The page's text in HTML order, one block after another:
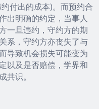
付出的成本)。而预约合
出明确的约定，当事人
一旦违约，守约方的期
系，守约方亦丧失了与
导致机会损失可能变为
以及是否赔偿，学界和
共识。